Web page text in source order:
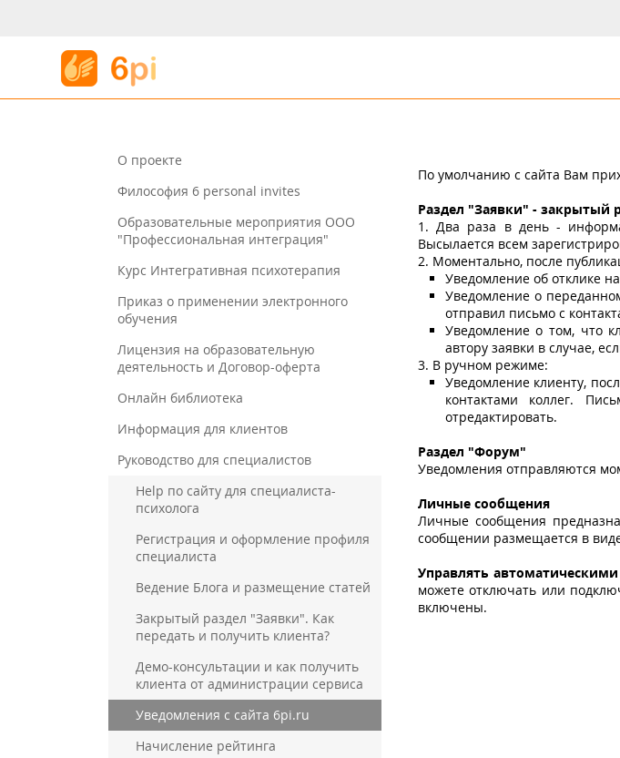
О проекте
Философия 6 personal invites
Образовательные мероприятия ООО
"Профессиональная интеграция"
Курс Интегративная психотерапия
Приказ о применении электронного
обучения
Лицензия на образовательную
деятельность и Договор-оферта
Онлайн библиотека
Информация для клиентов
Руководство для специалистов
Help по сайту для специалиста-
психолога
Регистрация и оформление профиля
специалиста
Ведение Блога и размещение статей
Закрытый раздел "Заявки". Как
передать и получить клиента?
Демо-консультации и как получить
клиента от администрации сервиса
Уведомления с сайта 6pi.ru
Начисление рейтинга
По умолчанию с сайта Вам
Раздел "Заявки" - закрытый
1. Два раза в день -
Высылается всем
2. Моментально, после
Уведомление об отклике
Уведомление о
отправил письмо с
Уведомление о том, что
автору заявки в случае,
3. В ручном режиме:
Уведомление клиенту,
контактами коллег.
отредактировать.
Раздел "Форум"
Уведомления отправляются
Личные сообщения
Личные сообщения
сообщении размещается в
Управлять
можете отключать или
включены.